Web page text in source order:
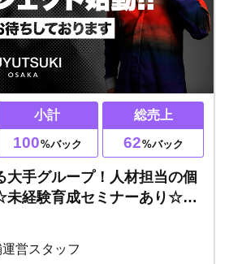
小計
100%バック
総売上
62%バック
大手グループ！人材担当の個
未経験育成セミナーあり☆ホ
の福利厚生も充実！！
営スタッフ